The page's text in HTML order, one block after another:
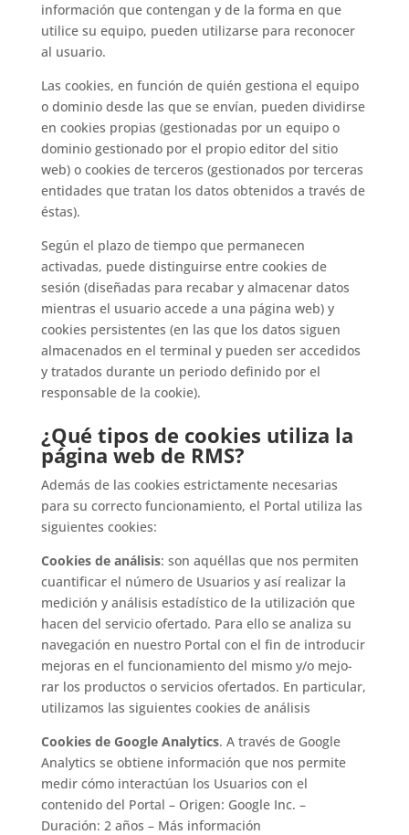
información que contengan y de la forma en que
utilice su equipo, pueden utilizarse para reconocer
al usuario.
Las cookies, en función de quién gestiona el equipo
o dominio desde las que se envían, pueden dividirse
en cookies propias (gestionadas por un equipo o
dominio gestionado por el propio editor del sitio
web) o cookies de terceros (gestionados por terceras
entidades que tratan los datos obtenidos a través de
éstas).
Según el plazo de tiempo que permanecen
activadas, puede distinguirse entre cookies de
sesión (diseñadas para recabar y almacenar datos
mientras el usuario accede a una página web) y
cookies persistentes (en las que los datos siguen
almacenados en el terminal y pueden ser accedidos
y tratados durante un periodo definido por el
responsable de la cookie).
¿Qué tipos de cookies utiliza la
página web de RMS?
Además de las cookies estrictamente necesarias
para su correcto funcionamiento, el Portal utiliza las
siguientes cookies:
Cookies de análisis: son aquéllas que nos permiten
cuantificar el número de Usuarios y así realizar la
medición y análisis estadístico de la utilización que
hacen del servicio ofertado. Para ello se analiza su
navegación en nuestro Portal con el fin de introducir
mejoras en el funcionamiento del mismo y/o mejo-
rar los productos o servicios ofertados. En particular,
utilizamos las siguientes cookies de análisis
Cookies de Google Analytics. A través de Google
Analytics se obtiene información que nos permite
medir cómo interactúan los Usuarios con el
contenido del Portal – Origen: Google Inc. –
Duración: 2 años – Más información